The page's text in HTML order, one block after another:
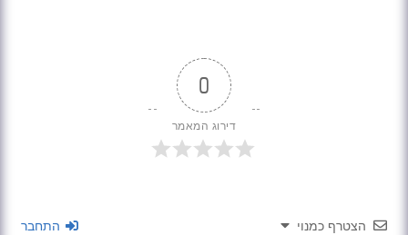
0
דירוג המאמר
הצטרף כמנוי התחבר